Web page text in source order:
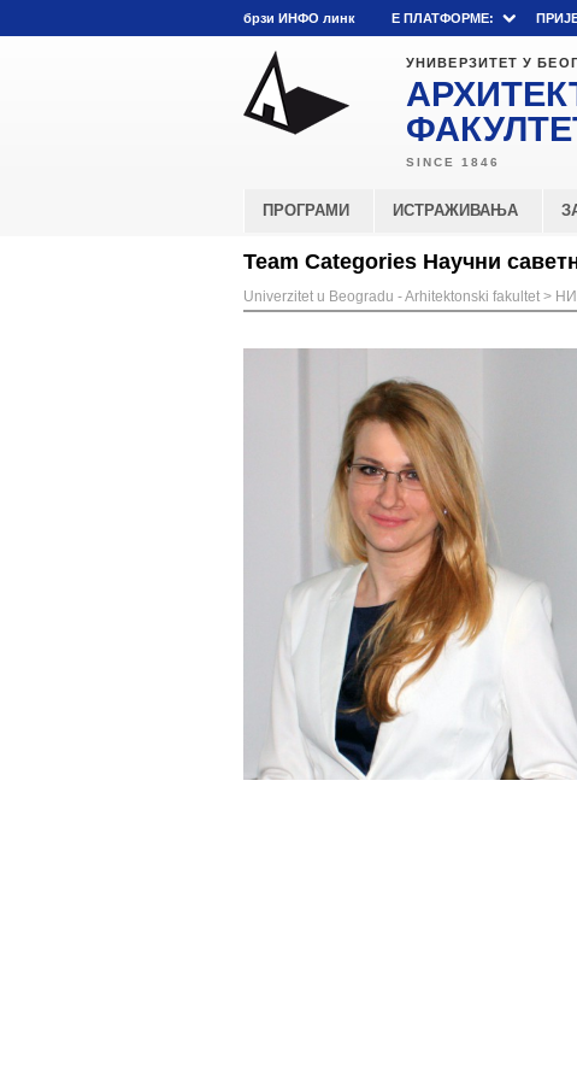
брзи ИНФО линк E ПЛАТФОРМЕ:
УНИВЕРЗИТЕТ У
ПРОГРАМИ ИСТРАЖИВАЊА
Team Categories Научни
Univerzitet u Beogradu - Arhitektonski fakultet >